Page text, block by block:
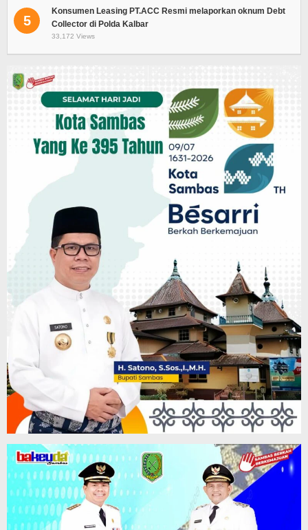
5
Konsumen Leasing PT.ACC Resmi melaporkan oknum Debt
Collector di Polda Kalbar
33,172 Views